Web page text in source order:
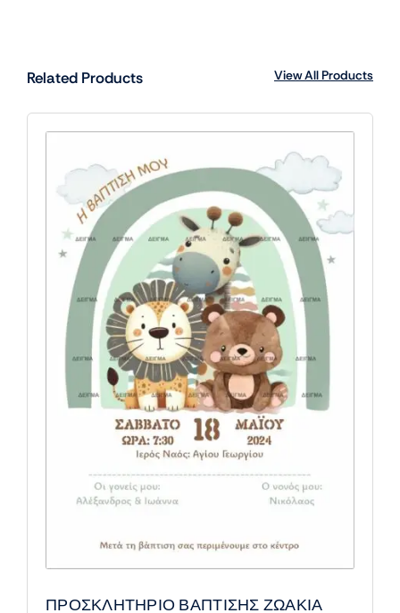
Related Products View All Products
ΠΡΟΣΚΛΗΤΗΡΙΟ ΒΑΠΤΙΣΗΣ ΖΩΑΚΙΑ